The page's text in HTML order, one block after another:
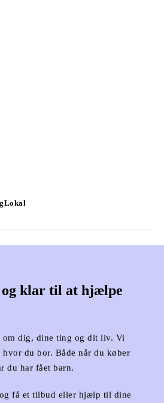
klar til at hjælpe
om dig, dine ting og dit liv. Vi
du bor. Både når du køber
du har fået barn.
og få et tilbud eller hjælp til dine